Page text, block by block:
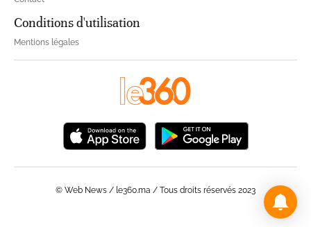
Conditions d'utilisation
Mentions légales
© Web News / le360.ma / Tous droits réservés 2023